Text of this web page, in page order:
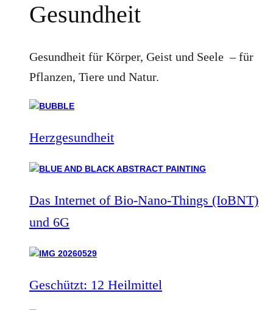
Gesundheit
Gesundheit für Körper, Geist und Seele – für
Pflanzen, Tiere und Natur.
Herzgesundheit
Das Internet of Bio-Nano-Things (IoBNT)
und 6G
Geschützt: 12 Heilmittel